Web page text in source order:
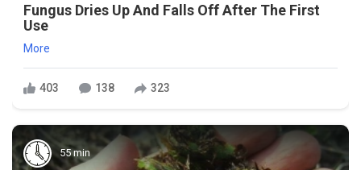
Fungus Dries Up And Falls Off After The First
Use
More
403 138 323
55 min